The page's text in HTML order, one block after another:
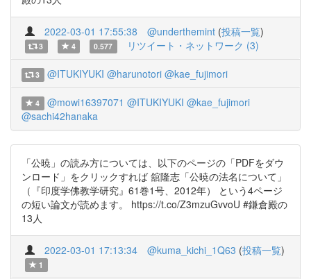
2022-03-01 17:55:38 @underthemint (投稿一覧)
3 4 0.577 リツイート・ネットワーク (3)
3 @ITUKIYUKI @harunotori @kae_fujimori
4 @mowi16397071 @ITUKIYUKI @kae_fujimori
@sachi42hanaka
「公暁」の読み方については、以下のページの「PDFをダウ
ンロード」をクリックすれば 舘隆志「公暁の法名について」
（『印度学佛教学研究』61巻1号、2012年） という4ページ
の短い論文が読めます。 https://t.co/Z3mzuGvvoU #鎌倉殿の
13人
2022-03-01 17:13:34 @kuma_kichi_1Q63 (投稿一覧)
1